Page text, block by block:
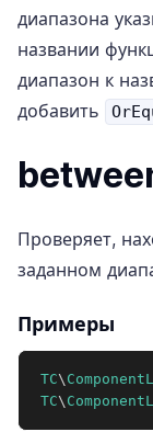
диапазона
названии
диапазон к
добавить
Проверяет,
заданном
Примеры
TC\
TC\